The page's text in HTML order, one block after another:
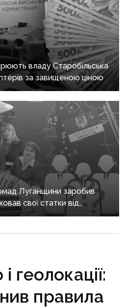
владу Старобільська
за завищеною ціною
Луганщини заробив
свої статки від
геолокації:
правила